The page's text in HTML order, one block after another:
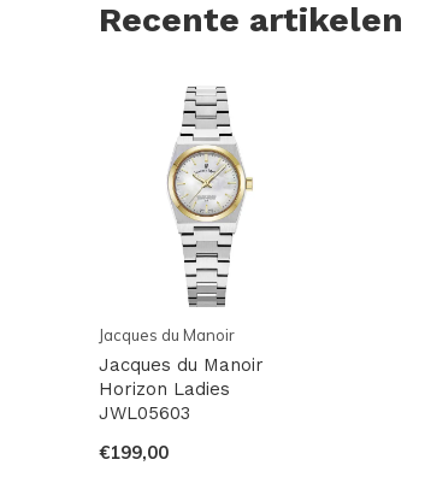
Recente artikelen
Jacques du Manoir
Jacques du Manoir
Horizon Ladies
JWL05603
€199,00